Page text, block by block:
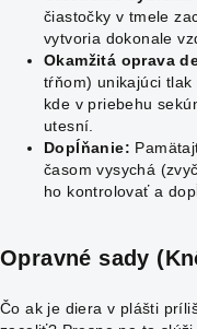
čiastočky v tmele
vytvoria dokonale
Okamžitá oprava
tŕňom) unikajúci
kde v priebehu
utesní.
Dopĺňanie:
časom vysychá
ho kontrolovať a
Opravné sady
Čo ak je diera v plášti